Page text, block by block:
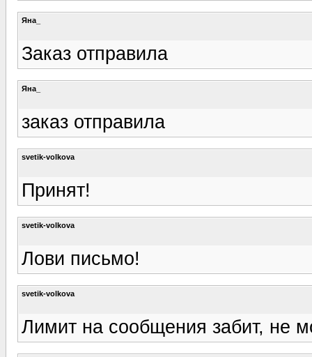
Яна_
Заказ отправила
Яна_
заказ отправила
svetik-volkova
Принят!
svetik-volkova
Лови письмо!
svetik-volkova
Лимит на сообщения забит, не